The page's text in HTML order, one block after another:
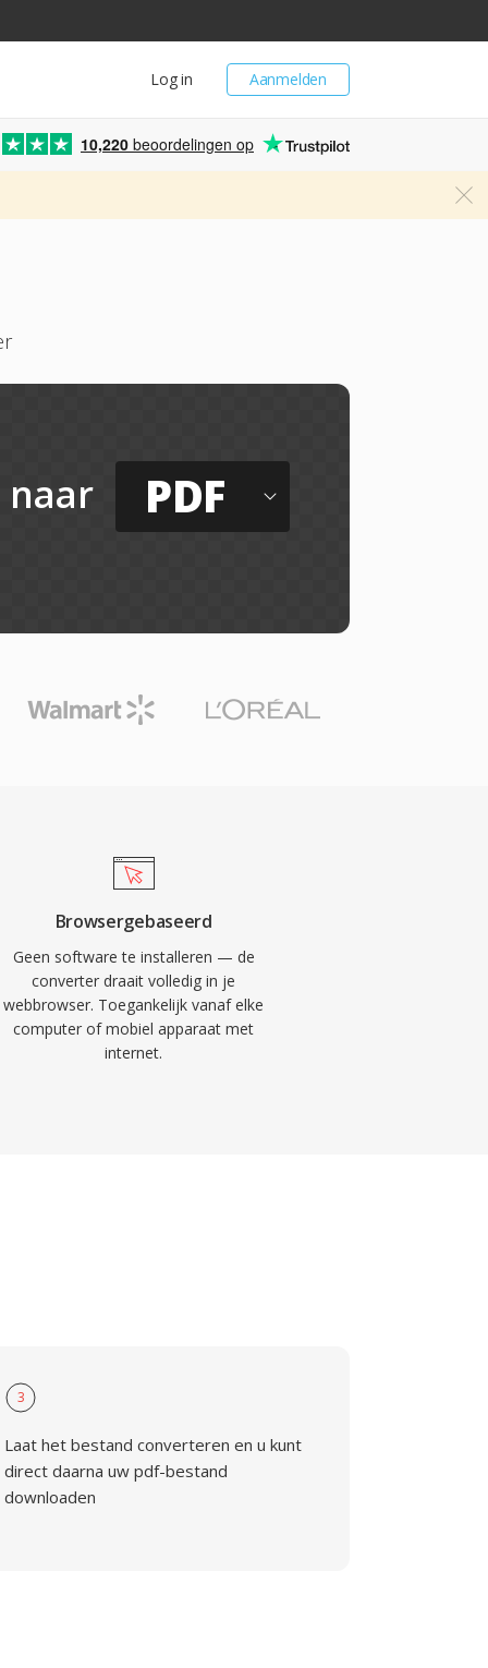
Aanmelden
Log in
10,220 beoordelingen op
naar PDF
Browsergebaseerd
Geen software te installeren — de
converter draait volledig in je
webbrowser. Toegankelijk vanaf elke
computer of mobiel apparaat met
internet.
3
Laat het bestand converteren en u kunt
direct daarna uw pdf-bestand
downloaden